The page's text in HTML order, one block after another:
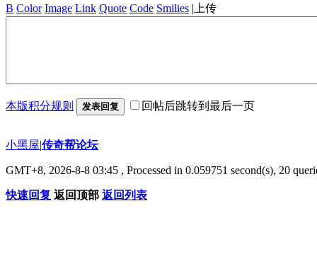
B Color Image Link Quote Code Smilies | 上传
本版积分规则 发表回复 回帖后跳转到最后一页
小黑屋|传奇帮论坛
GMT+8, 2026-8-8 03:45 , Processed in 0.059751 second(s), 20
快速回复 返回顶部 返回列表